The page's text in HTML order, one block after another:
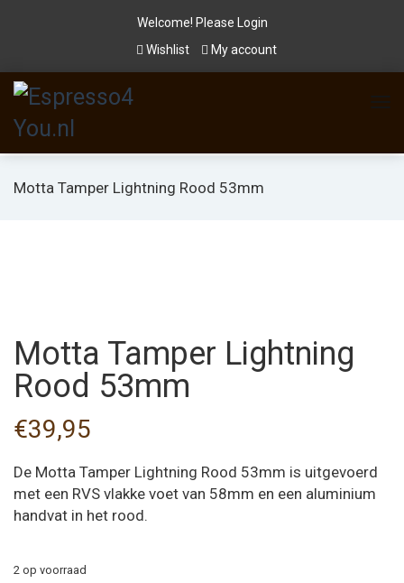
Welcome! Please
Login
Wishlist
My account
Motta Tamper Lightning Rood 53mm
Motta Tamper Lightning
Rood 53mm
€39,95
De Motta Tamper Lightning Rood 53mm is uitgevoerd
met een RVS vlakke voet van 58mm en een aluminium
handvat in het rood.
2 op voorraad